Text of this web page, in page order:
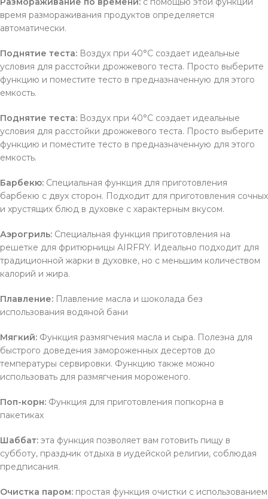
время размораживания продуктов определяется
автоматически.
Поднятие теста: Воздух при 40°C создает идеальные
условия для расстойки дрожжевого теста. Просто выберите
функцию и поместите тесто в предназначенную для этого
емкость.
Поднятие теста: Воздух при 40°C создает идеальные
условия для расстойки дрожжевого теста. Просто выберите
функцию и поместите тесто в предназначенную для этого
емкость.
Барбекю: Специальная функция для приготовления
барбекю с двух сторон. Подходит для приготовления сочных
и хрустящих блюд в духовке с характерным вкусом.
Аэрогриль: Специальная функция приготовления на
решетке для фритюрницы AIRFRY. Идеально подходит для
традиционной жарки в духовке, но с меньшим количеством
калорий и жира.
Плавление: Плавление масла и шоколада без
использования водяной бани
Мягкий: Функция размягчения масла и сыра. Полезна для
быстрого доведения замороженных десертов до
температуры сервировки. Функцию также можно
использовать для размягчения мороженого.
Поп-корн: Функция для приготовления попкорна в
пакетиках
Шаббат: эта функция позволяет вам готовить пищу в
субботу, праздник отдыха в иудейской религии, соблюдая
предписания.
Очистка паром: простая функция очистки с использованием